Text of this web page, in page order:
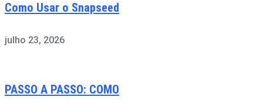
Como Usar o Snapseed
julho 23, 2026
PASSO A PASSO: COMO